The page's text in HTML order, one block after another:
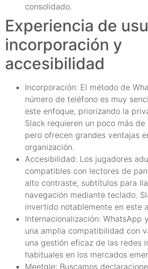
consolidado.
Experiencia de
incorporación y
accesibilidad
Incorporación: El método de
número de teléfono es muy
este enfoque, priorizando la
Slack requieren un poco más
pero ofrecen grandes ventajas
organización.
Accesibilidad: Los jugadores
compatibles con lectores de
alto contraste, subtítulos para
navegación mediante teclado.
invertido notablemente en este
Internacionalización: WhatsApp
una amplia compatibilidad con
una gestión eficaz de las redes
habituales en los mercados
Meetgle: Buscamos